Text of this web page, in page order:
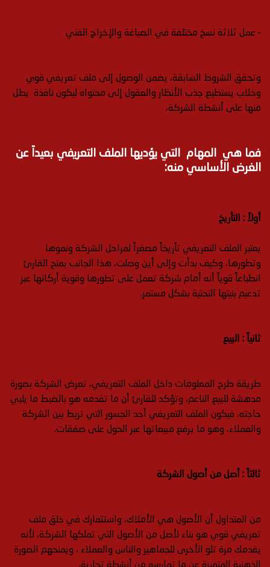
– عمل ثلاثة نسخ مختلفة في الصياغة والإخراج الفني
وتحقق الشروط السابقة، يضمن الوصول إلى ملف تعريفي قوي
وخلاب يستطيع جذب الأنظار والعقول إلى محتواه ليكون نافذة يطل
منها على أنشطة الشركة،
فما هي المهام التي يؤديها الملف التعريفي بعيداً عن
الغرض الأساسي منه:
أولاً : التأريخ
يعتبر الملف التعريفي تأريخاً مصغراً لمراحل الشركة ونموها
وتطورها، وكيف بدأت وإلى أين وصلت، هذا الجانب يمنح القارئ
انطباعاً قوياً أنه أمام شركة تعمل على تطورها وقوية أركانها عبر
تدعيم بنيتها التحتية بشكل مستمر.
ثانياً : البيع
طريقة طرح المعلومات داخل الملف التعريفي، تعرض الشركة بصورة
مدهشة للبيع الناعم، وتؤكد للقارئ أن ما تقدمه هو بالضبط ما يلبي
حاجته، فيكون الملف التعريفي أحد الجسور التي تربط بين الشركة
والعملاء، وهو ما يرفع مبيعاتها عبر الحول على صفقات.
ثالثاً : أصل من أصول الشركة
من المتداول أن الأصول هي الأملاك، واستثمارك في خلق ملف
تعريفي قوي هو بناء لأصل من الأصول التي تملكها الشركة، لأنه
يقدمك مرة تلو الأخرى للجماهير والناس والعملاء ، ويمنحهم الصورة